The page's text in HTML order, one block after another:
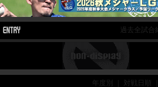
過去全試合
年度別 ｜ 対戦日順